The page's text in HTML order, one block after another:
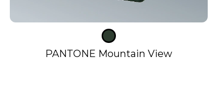
PANTONE Mountain View